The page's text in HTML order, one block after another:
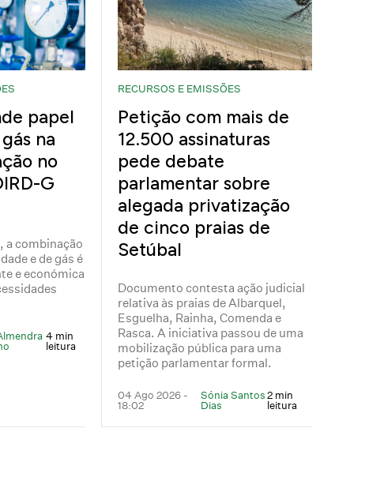
papel
na
no
G
a combinação
e de gás é
e económica
4 min
leitura
RECURSOS E EMISSÕES
Petição com mais de
12.500 assinaturas
pede debate
parlamentar sobre
alegada privatização
de cinco praias de
Setúbal
Documento contesta ação judicial
relativa às praias de Albarquel,
Esguelha, Rainha, Comenda e
Rasca. A iniciativa passou de uma
mobilização pública para uma
petição parlamentar formal.
04 Ago 2026 -
18:02
Sónia Santos
Dias
2 min
leitura